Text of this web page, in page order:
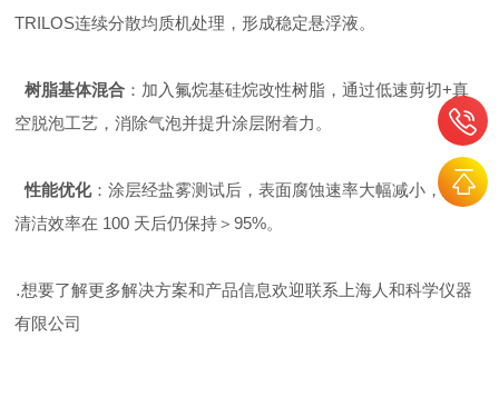
TRILOS连续分散均质机处理 ，形成稳定悬浮液。
树脂基体混合 ：加入氟烷基硅烷改性树脂，通过低速剪切+真
空脱泡工艺 ，消除气泡并提升涂层附着力。
性能优化：涂层经盐雾测试后，表面腐蚀速率大幅减小 ，且自
清洁效率在 100 天后仍保持＞95%。
想要了解更多解决方案和产品信息欢迎联系上海人和科学仪器
有限公司